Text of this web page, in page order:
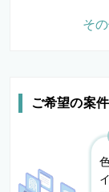
ご希望の案
そ